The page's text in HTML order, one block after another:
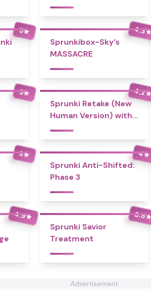
5★ 4.3
Sprunkibox-Sky’s
MASSACRE
5★ 4.2
Sprunki Retake (New
Human Version) with
Bonus
3★ 4★
Sprunki Anti-Shifted:
Phase 3
4.9★ 3.8
Sprunki Savior
Treatment
Advertisement